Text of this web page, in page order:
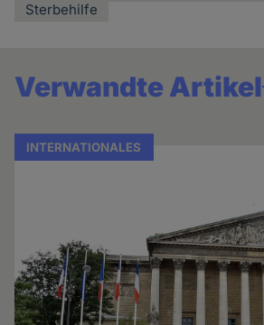
Sterbehilfe
Verwandte Artikel
INTERNATIONALES